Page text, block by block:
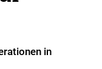
in